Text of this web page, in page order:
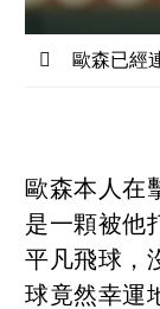
歐森已經
歐森本人在
是一顆被他
平凡飛球，
球竟然幸運